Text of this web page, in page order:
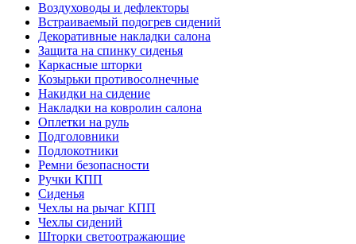
Воздуховоды и дефлекторы
Встраиваемый подогрев сидений
Декоративные накладки салона
Защита на спинку сиденья
Каркасные шторки
Козырьки противосолнечные
Накидки на сидение
Накладки на ковролин салона
Оплетки на руль
Подголовники
Подлокотники
Ремни безопасности
Ручки КПП
Сиденья
Чехлы на рычаг КПП
Чехлы сидений
Шторки светоотражающие